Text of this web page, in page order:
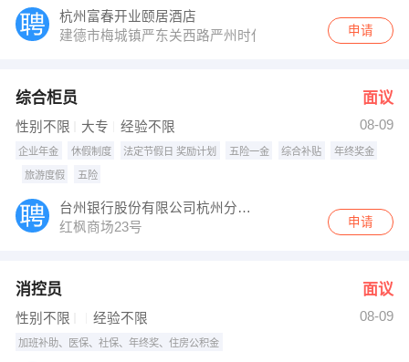
杭州富春开业颐居酒店
建德市梅城镇严东关西路严州时代商业中心西侧
申请
综合柜员 面议
性别不限 大专 经验不限 08-09
企业年金 休假制度 法定节假日 奖励计划 五险一金 综合补贴 年终奖金
旅游度假 五险
台州银行股份有限公司杭州分公司
红枫商场23号
申请
消控员 面议
性别不限 经验不限 08-09
加班补助、医保、社保、年终奖、住房公积金